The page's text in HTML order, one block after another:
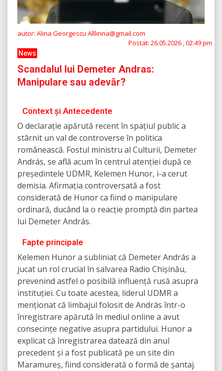
autor: Alina Georgescu Alllinna@gmail.com
Postat: 26.05.2026 , 02:49 pm
News
Scandalul lui Demeter Andras:
Manipulare sau adevăr?
Context și Antecedente
O declarație apărută recent în spațiul public a
stârnit un val de controverse în politica
românească. Fostul ministru al Culturii, Demeter
András, se află acum în centrul atenției după ce
președintele UDMR, Kelemen Hunor, i-a cerut
demisia. Afirmația controversată a fost
considerată de Hunor ca fiind o manipulare
ordinară, ducând la o reacție promptă din partea
lui Demeter András.
Fapte principale
Kelemen Hunor a subliniat că Demeter András a
jucat un rol crucial în salvarea Radio Chișinău,
prevenind astfel o posibilă influență rusă asupra
instituției. Cu toate acestea, liderul UDMR a
menționat că limbajul folosit de András într-o
înregistrare apărută în mediul online a avut
consecințe negative asupra partidului. Hunor a
explicat că înregistrarea datează din anul
precedent și a fost publicată pe un site din
Maramureș, fiind considerată o formă de șantaj.